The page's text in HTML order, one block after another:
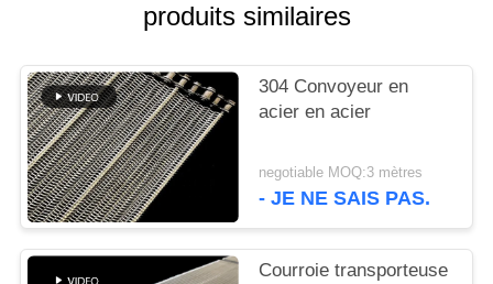
SITE
PRIVACY
POLICY
produits similaires
304 Convoyeur en
acier en acier
negotiable MOQ:3 mètres
- JE NE SAIS PAS.
Courroie transporteuse